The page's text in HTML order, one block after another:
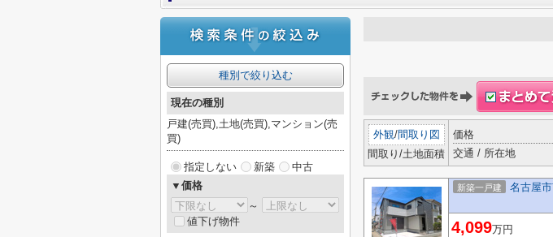
外観/間取り図
間取り/土地面積
価格
交通 / 所在地
新築一戸建 名古屋
4,099万円
種別で絞り込む
現在の種別
戸建(売買),土地(売買),マンション(売
買)
指定しない 新築
中古
▼価格
～
値下げ物件